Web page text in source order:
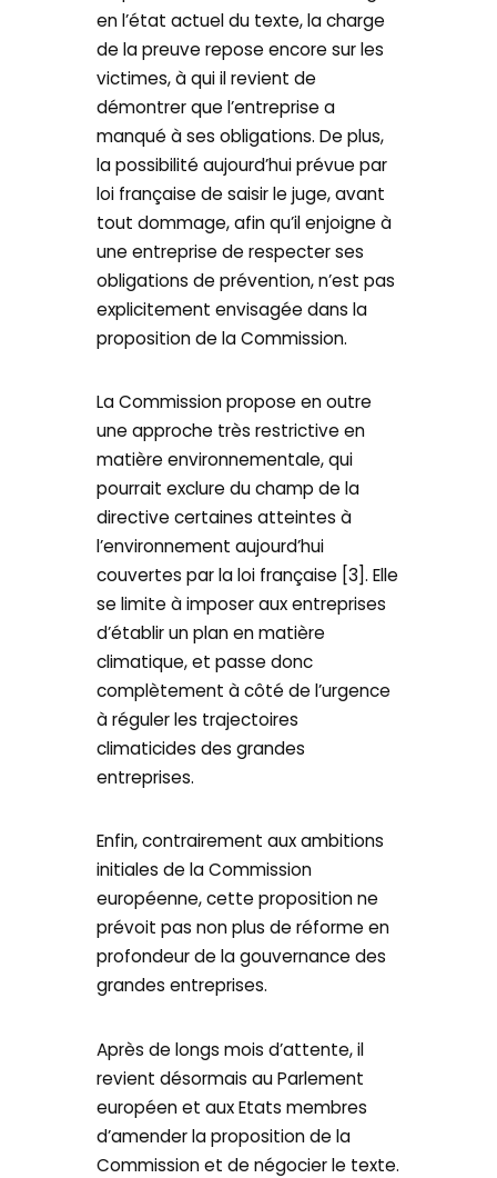
en l’état actuel du texte, la charge
de la preuve repose encore sur les
victimes, à qui il revient de
démontrer que l’entreprise a
manqué à ses obligations. De plus,
la possibilité aujourd’hui prévue par
loi française de saisir le juge, avant
tout dommage, afin qu’il enjoigne à
une entreprise de respecter ses
obligations de prévention, n’est pas
explicitement envisagée dans la
proposition de la Commission.
La Commission propose en outre
une approche très restrictive en
matière environnementale, qui
pourrait exclure du champ de la
directive certaines atteintes à
l’environnement aujourd’hui
couvertes par la loi française [3]. Elle
se limite à imposer aux entreprises
d’établir un plan en matière
climatique, et passe donc
complètement à côté de l’urgence
à réguler les trajectoires
climaticides des grandes
entreprises.
Enfin, contrairement aux ambitions
initiales de la Commission
européenne, cette proposition ne
prévoit pas non plus de réforme en
profondeur de la gouvernance des
grandes entreprises.
Après de longs mois d’attente, il
revient désormais au Parlement
européen et aux Etats membres
d’amender la proposition de la
Commission et de négocier le texte.